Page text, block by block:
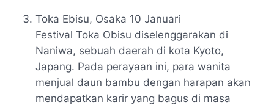
Toka Ebisu, Osaka 10 Januari
Festival Toka Obisu diselenggarakan di
Naniwa, sebuah daerah di kota Kyoto,
Japang. Pada perayaan ini, para wanita
menjual daun bambu dengan harapan akan
mendapatkan karir yang bagus di masa